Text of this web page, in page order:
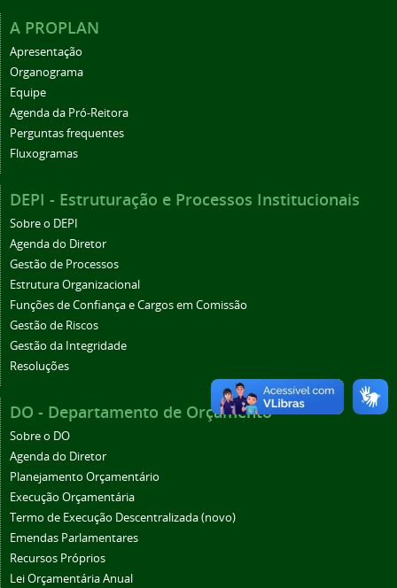
A PROPLAN
Apresentação
Organograma
Equipe
Agenda da Pró-Reitora
Perguntas frequentes
Fluxogramas
DEPI - Estruturação e Processos Institucionais
Sobre o DEPI
Agenda do Diretor
Gestão de Processos
Estrutura Organizacional
Funções de Confiança e Cargos em Comissão
Gestão de Riscos
Gestão da Integridade
Resoluções
DO - Departamento de Orçamento
Sobre o DO
Agenda do Diretor
Planejamento Orçamentário
Execução Orçamentária
Termo de Execução Descentralizada (novo)
Emendas Parlamentares
Recursos Próprios
Lei Orçamentária Anual